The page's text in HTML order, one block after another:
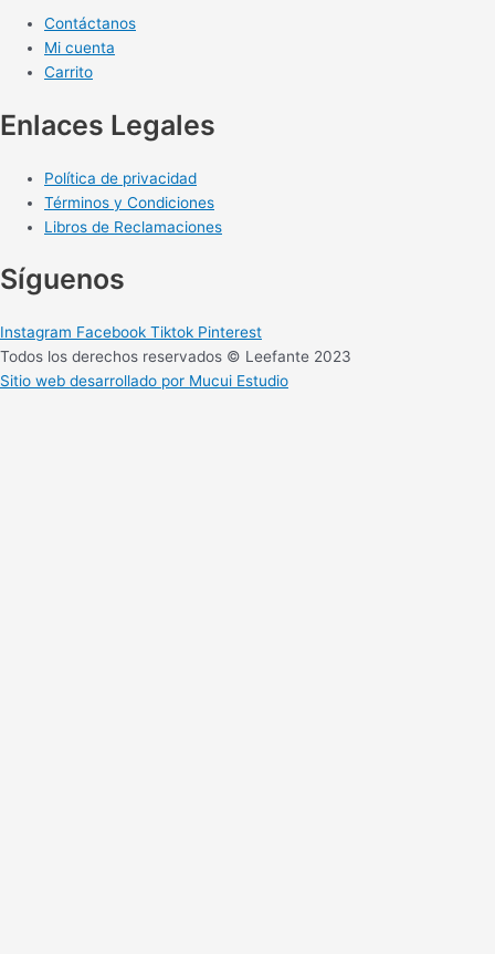
Contáctanos
Mi cuenta
Carrito
Enlaces Legales
Política de privacidad
Términos y Condiciones
Libros de Reclamaciones
Síguenos
Instagram Facebook Tiktok Pinterest
Todos los derechos reservados © Leefante 2023
Sitio web desarrollado por Mucui Estudio